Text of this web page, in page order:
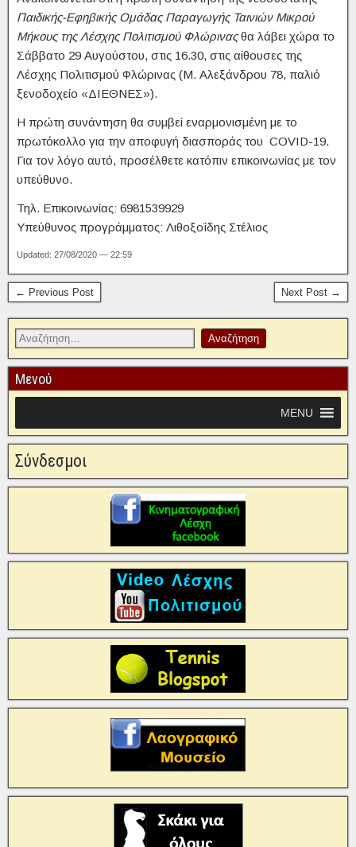
Παιδικής-Εφηβικής Ομάδας Παραγωγής Ταινιών Μικρού
Μήκους της Λέσχης Πολιτισμού Φλώριναςθα λάβει χώρα το
Σάββατο 29 Αυγούστου, στις 16.30, στις αίθουσες της
Λέσχης Πολιτισμού Φλώρινας (Μ. Αλεξάνδρου 78, παλιό
ξενοδοχείο «ΔΙΕΘΝΕΣ»).
Η πρώτη συνάντηση θα συμβεί εναρμονισμένη με το
πρωτόκολλο για την αποφυγή διασποράς του COVID-19.
Για τον λόγο αυτό, προσέλθετε κατόπιν επικοινωνίας με τον
υπεύθυνο.
Τηλ. Επικοινωνίας: 6981539929
Υπεύθυνος προγράμματος: Λιθοξοΐδης Στέλιος
Updated: 27/08/2020 — 22:59
← Previous Post Next Post →
Μενού
MENU
Σύνδεσμοι